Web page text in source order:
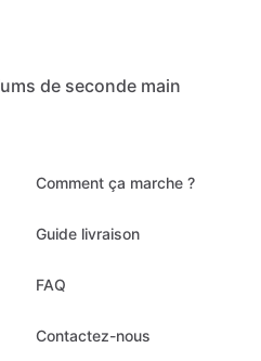
de seconde main
Comment ça marche ?
Guide livraison
FAQ
Contactez-nous